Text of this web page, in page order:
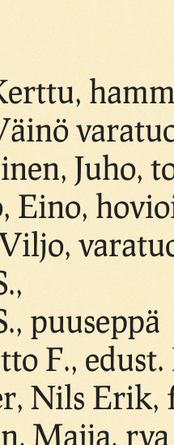
Juho,
Eino,
puuseppä
F.,
Nils Erik,
Maija, rva